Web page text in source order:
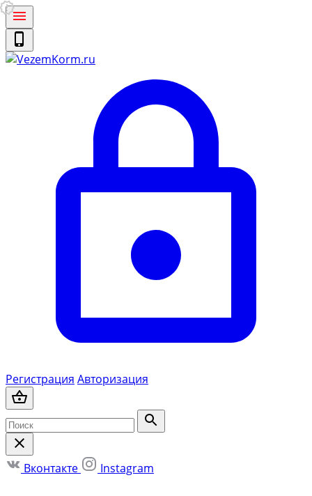
Регистрация Авторизация
Вконтакте Instagram